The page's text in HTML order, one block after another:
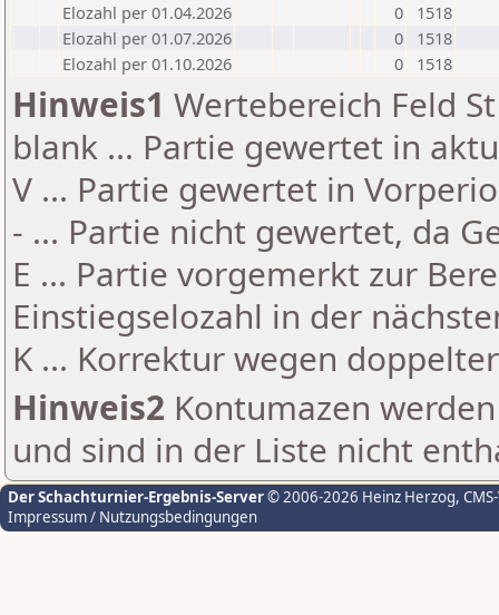
Elozahl per 01.04.2026
0
1518
Elozahl per 01.07.2026
0
1518
Elozahl per 01.10.2026
0 1518
Hinweis1 Wertebereich Feld
blank ... Partie gewertet in
V ... Partie gewertet in
- ... Partie nicht gewertet, da
E ... Partie vorgemerkt zur
Einstiegselozahl in der
K ... Korrektur wegen
Hinweis2 Kontumazen
und sind in der Liste nicht
Der Schachturnier-Ergebnis-Server© 2006-2026 Heinz Herzog,
Impressum / Nutzungsbedingungen